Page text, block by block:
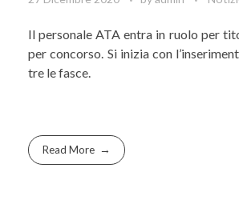
Il personale ATA entra in ruolo per
per concorso. Si inizia con
tre le fasce.
Read More